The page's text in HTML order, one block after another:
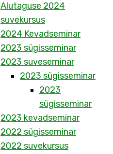
Alutaguse 2024
suvekursus
2024 Kevadseminar
2023 sügisseminar
2023 suveseminar
2023 sügisseminar
2023
sügisseminar
2023 kevadseminar
2022 sügisseminar
2022 suvekursus